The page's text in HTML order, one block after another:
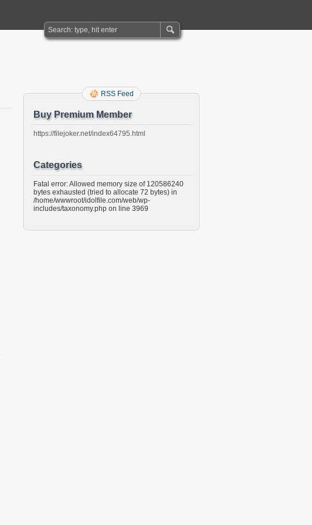
RSS Feed
Buy Premium Member
https://filejoker.net/index64795.html
Categories
Fatal error: Allowed memory size of 120586240
bytes exhausted (tried to allocate 72 bytes) in
/home/wwwroot/idolfile.com/web/wp-
includes/taxonomy.php on line 3969